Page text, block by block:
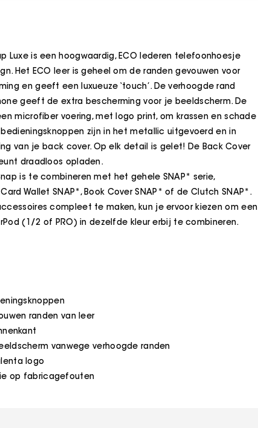
Luxe is een hoogwaardig, ECO lederen telefoonhoesje
Het ECO leer is geheel om de randen gevouwen voor
en geeft een luxueuze ‘touch’. De verhoogde rand
geeft de extra bescherming voor je beeldscherm. De
microfiber voering, met logo print, om krassen en schade
zijn in het metallic uitgevoerd en in
van je back cover. Op elk detail is gelet! De Back Cover
draadloos opladen.
is te combineren met het gehele SNAP* serie,
Wallet SNAP*, Book Cover SNAP* of de Clutch SNAP*.
compleet te maken, kun je ervoor kiezen om een
(1/2 of PRO) in dezelfde kleur erbij te combineren.
randen van leer
vanwege verhoogde randen
logo
op fabricagefouten